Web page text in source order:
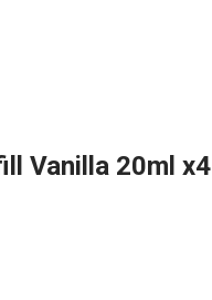
Vanilla 20ml x4